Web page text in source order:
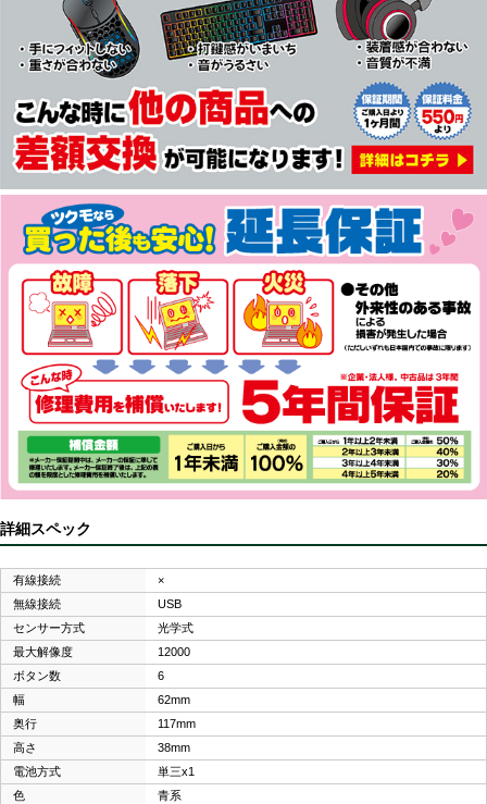
詳細スペック
有線接続
×
無線接続
USB
センサー方式
光学式
最大解像度
12000
ボタン数
6
幅
62mm
奥行
117mm
高さ
38mm
電池方式
単三x1
色
青系